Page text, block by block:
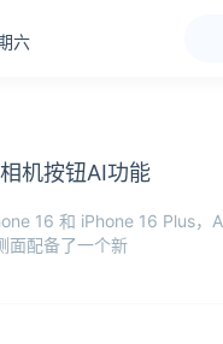
六
机按钮AI功能
16 和 iPhone 16 Plus
面配备了一个新